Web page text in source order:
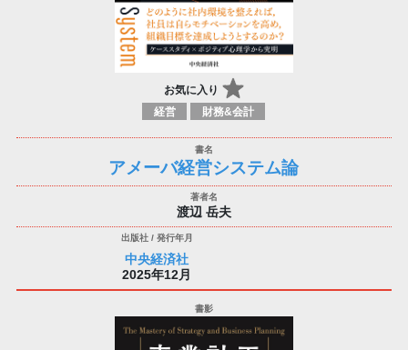
お気に入り
経営 財務&会計
アメーバ経営システム論
渡辺 岳夫
中央経済社
2025年12月